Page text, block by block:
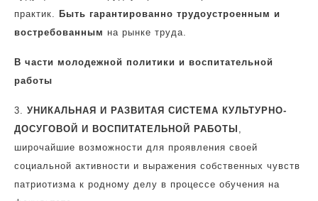
практик. Быть гарантированно трудоустроенным и
востребованным на рынке труда.
В части молодежной политики и воспитательной
работы
3. УНИКАЛЬНАЯ И РАЗВИТАЯ СИСТЕМА КУЛЬТУРНО-
ДОСУГОВОЙ И ВОСПИТАТЕЛЬНОЙ РАБОТЫ ,
широчайшие возможности для проявления своей
социальной активности и выражения собственных чувств
патриотизма к родному делу в процессе обучения на